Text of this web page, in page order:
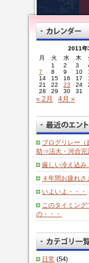
2011年
月
火 水 木
1
2 3
7
8 9 10
14
15 16 17
21
22 23 24
28
29 30 31
« 2月 4月 »
ブログリレー（
助⇒法大・河合完
厳しい冷え込み…
４年間お疲れさ
いよいよ・・・
このタイミング
の・・・
日常 (54)